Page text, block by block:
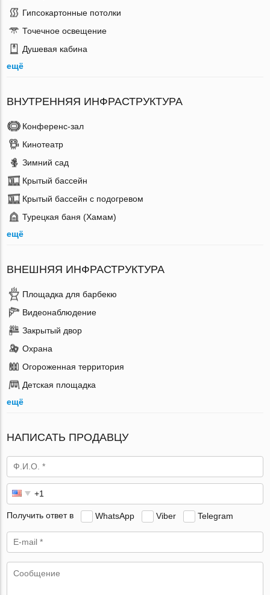
Гипсокартонные потолки
Точечное освещение
Душевая кабина
ещё
ВНУТРЕННЯЯ ИНФРАСТРУКТУРА
Конференс-зал
Кинотеатр
Зимний сад
Крытый бассейн
Крытый бассейн с подогревом
Турецкая баня (Хамам)
ещё
ВНЕШНЯЯ ИНФРАСТРУКТУРА
Площадка для барбекю
Видеонаблюдение
Закрытый двор
Охрана
Огороженная территория
Детская площадка
ещё
НАПИСАТЬ ПРОДАВЦУ
Получить ответ в WhatsApp Viber Telegram